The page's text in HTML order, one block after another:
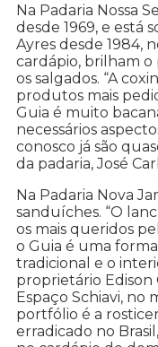
Na Padaria Nossa
desde 1969, e está
Ayres desde 1984,
cardápio, brilham o
os salgados. “A
produtos mais
Guia é muito
necessários
conosco já são
da padaria, José
Na Padaria Nova
sanduíches. “O
os mais queridos
o Guia é uma
tradicional e o
proprietário Edison
Espaço Schiavi, no
portfólio é a
erradicado no